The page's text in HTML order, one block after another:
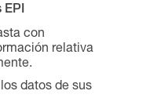
EPI
con
relativa
datos de sus